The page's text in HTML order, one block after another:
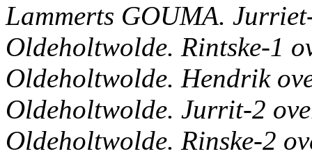
Lammerts GOUMA.
Oldeholtwolde. Rintske-1
Oldeholtwolde. Hendrik
Oldeholtwolde. Jurrit-2
Oldeholtwolde. Rinske-2